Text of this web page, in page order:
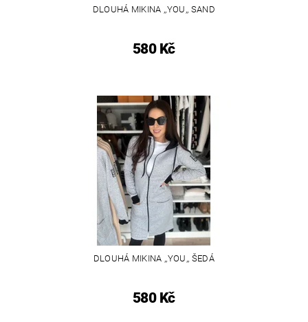
DLOUHÁ MIKINA ,,YOU,, SAND
580 Kč
DLOUHÁ MIKINA ,,YOU,, ŠEDÁ
580 Kč